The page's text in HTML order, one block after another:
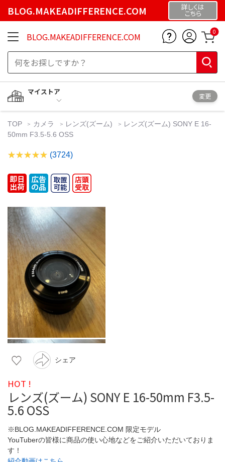
BLOG.MAKEADIFFERENCE.COM 詳しくは
こちら
BLOG.MAKEADIFFERENCE.COM 0
マイストア
変更
TOP カメラ レンズ(ズーム)
レンズ(ズーム) SONY E 16-
50mm F3.5-5.6 OSS
(3724)
シェア
HOT !
レンズ(ズーム) SONY E 16-50mm F3.5-
5.6 OSS
※BLOG.MAKEADIFFERENCE.COM 限定モデル
YouTuberの皆様に商品の使い心地などをご紹介いただいておりま
す！